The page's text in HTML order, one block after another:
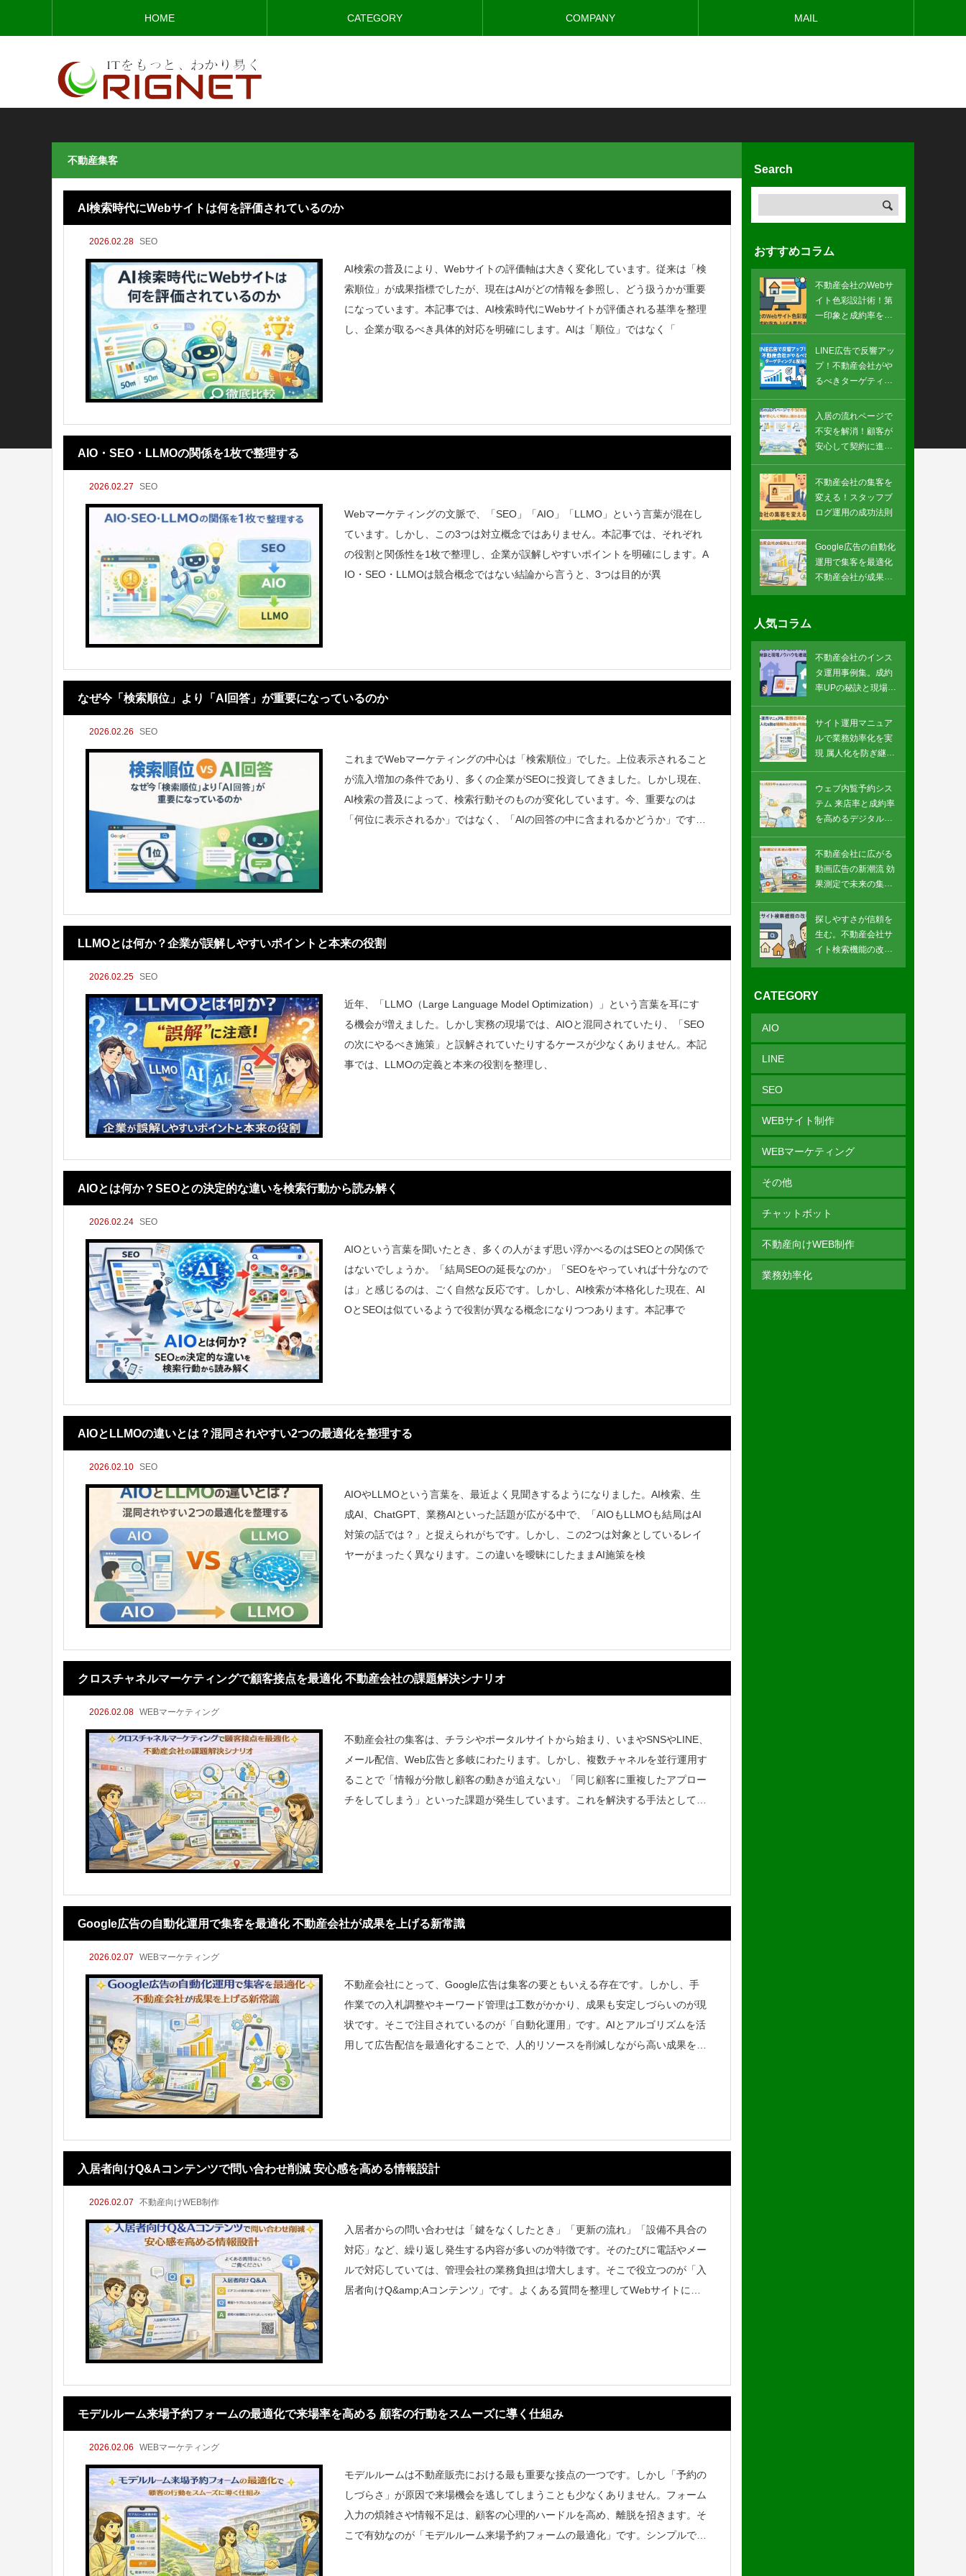
HOME CATEGORY COMPANY MAIL
不動産集客
AI検索時代にWebサイトは何を評価されているのか
2026.02.28 SEO
AI検索の普及により、Webサイトの評価軸は大きく変化しています。従来は「検
索順位」が成果指標でしたが、現在はAIがどの情報を参照し、どう扱うかが重要
になっています。本記事では、AI検索時代にWebサイトが評価される基準を整理
し、企業が取るべき具体的対応を明確にします。AIは「順位」ではなく「
AIO・SEO・LLMOの関係を1枚で整理する
2026.02.27 SEO
Webマーケティングの文脈で、「SEO」「AIO」「LLMO」という言葉が混在し
ています。しかし、この3つは対立概念ではありません。本記事では、それぞれ
の役割と関係性を1枚で整理し、企業が誤解しやすいポイントを明確にします。A
IO・SEO・LLMOは競合概念ではない結論から言うと、3つは目的が異
なぜ今「検索順位」より「AI回答」が重要になっているのか
2026.02.26 SEO
これまでWebマーケティングの中心は「検索順位」でした。上位表示されること
が流入増加の条件であり、多くの企業がSEOに投資してきました。しかし現在、
AI検索の普及によって、検索行動そのものが変化しています。今、重要なのは
「何位に表示されるか」ではなく、「AIの回答の中に含まれるかどうか」です。
LLMOとは何か？企業が誤解しやすいポイントと本来の役割
2026.02.25 SEO
近年、「LLMO（Large Language Model Optimization）」という言葉を耳にす
る機会が増えました。しかし実務の現場では、AIOと混同されていたり、「SEO
の次にやるべき施策」と誤解されていたりするケースが少なくありません。本記
事では、LLMOの定義と本来の役割を整理し、
AIOとは何か？SEOとの決定的な違いを検索行動から読み解く
2026.02.24 SEO
AIOという言葉を聞いたとき、多くの人がまず思い浮かべるのはSEOとの関係で
はないでしょうか。「結局SEOの延長なのか」「SEOをやっていれば十分なので
は」と感じるのは、ごく自然な反応です。しかし、AI検索が本格化した現在、AI
OとSEOは似ているようで役割が異なる概念になりつつあります。本記事で
AIOとLLMOの違いとは？混同されやすい2つの最適化を整理する
2026.02.10 SEO
AIOやLLMOという言葉を、最近よく見聞きするようになりました。AI検索、生
成AI、ChatGPT、業務AIといった話題が広がる中で、「AIOもLLMOも結局はAI
対策の話では？」と捉えられがちです。しかし、この2つは対象としているレイ
ヤーがまったく異なります。この違いを曖昧にしたままAI施策を検
クロスチャネルマーケティングで顧客接点を最適化 不動産会社の課題解決シナリオ
2026.02.08 WEBマーケティング
不動産会社の集客は、チラシやポータルサイトから始まり、いまやSNSやLINE、
メール配信、Web広告と多岐にわたります。しかし、複数チャネルを並行運用す
ることで「情報が分散し顧客の動きが追えない」「同じ顧客に重複したアプロー
チをしてしまう」といった課題が発生しています。これを解決する手法として注
Google広告の自動化運用で集客を最適化 不動産会社が成果を上げる新常識
2026.02.07 WEBマーケティング
不動産会社にとって、Google広告は集客の要ともいえる存在です。しかし、手
作業での入札調整やキーワード管理は工数がかかり、成果も安定しづらいのが現
状です。そこで注目されているのが「自動化運用」です。AIとアルゴリズムを活
用して広告配信を最適化することで、人的リソースを削減しながら高い成果を出
入居者向けQ&Aコンテンツで問い合わせ削減 安心感を高める情報設計
2026.02.07 不動産向けWEB制作
入居者からの問い合わせは「鍵をなくしたとき」「更新の流れ」「設備不具合の
対応」など、繰り返し発生する内容が多いのが特徴です。そのたびに電話やメー
ルで対応していては、管理会社の業務負担は増大します。そこで役立つのが「入
居者向けQ&amp;Aコンテンツ」です。よくある質問を整理してWebサイトにま
モデルルーム来場予約フォームの最適化で来場率を高める 顧客の行動をスムーズに導く仕組み
2026.02.06 WEBマーケティング
モデルルームは不動産販売における最も重要な接点の一つです。しかし「予約の
しづらさ」が原因で来場機会を逃してしまうことも少なくありません。フォーム
入力の煩雑さや情報不足は、顧客の心理的ハードルを高め、離脱を招きます。そ
こで有効なのが「モデルルーム来場予約フォームの最適化」です。シンプルで使
Search
おすすめコラム
不動産会社のWebサ
イト色彩設計術！第
一印象と成約率を上
LINE広告で反響アッ
プ！不動産会社がや
るべきターゲティン
入居の流れページで
不安を解消！顧客が
安心して契約に進め
不動産会社の集客を
変える！スタッフブ
ログ運用の成功法則
Google広告の自動化
運用で集客を最適化
不動産会社が成果を
人気コラム
不動産会社のインス
タ運用事例集。成約
率UPの秘訣と現場ノ
サイト運用マニュア
ルで業務効率化を実
現 属人化を防ぎ継続
る
ウェブ内覧予約シス
テム 来店率と成約率
を高めるデジタル活
不動産会社に広がる
動画広告の新潮流 効
果測定で未来の集客
探しやすさが信頼を
生む。不動産会社サ
イト検索機能の改善
CATEGORY
AIO
LINE
SEO
WEBサイト制作
WEBマーケティング
その他
チャットボット
不動産向けWEB制作
業務効率化